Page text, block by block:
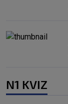
N1 KVIZ